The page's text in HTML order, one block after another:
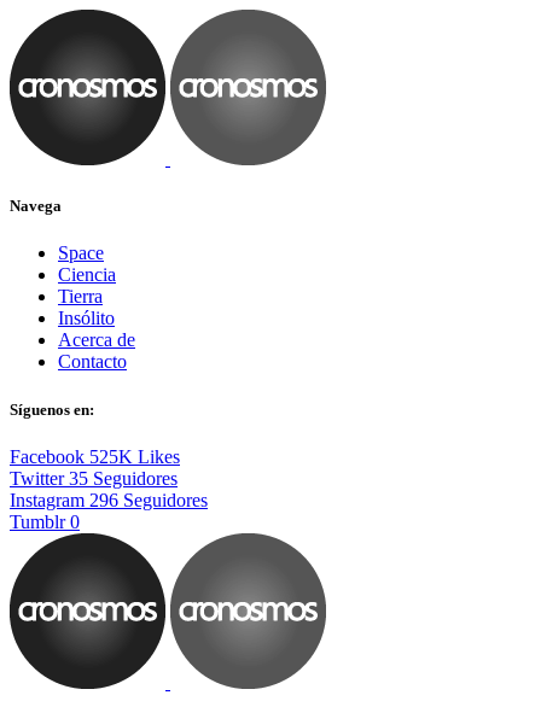
Navega
Space
Ciencia
Tierra
Insólito
Acerca de
Contacto
Síguenos en:
Facebook 525K Likes
Twitter 35 Seguidores
Instagram 296 Seguidores
Tumblr 0